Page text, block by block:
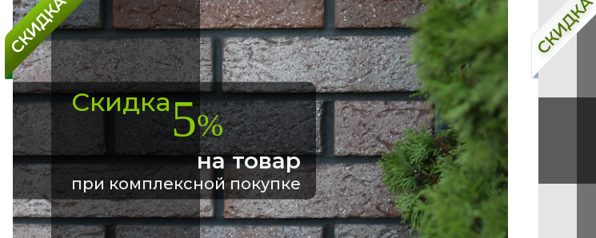
Скидка5%
на товар
при комплексной покупке